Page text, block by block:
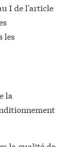
I de l'article
les
la